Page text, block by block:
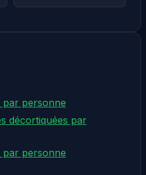
par personne
décortiquées par
par personne